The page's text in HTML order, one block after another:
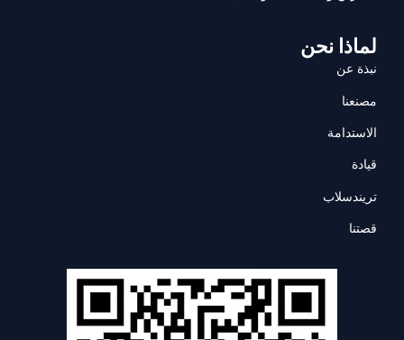
لماذا نحن
نبذة عن
مصنعنا
الاستدامة
قيادة
تريندسلاب
قصتنا